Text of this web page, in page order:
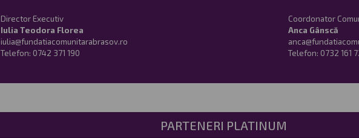
Director Executiv
Iulia Teodora Florea
iulia@fundatiacomunitarabrasov.ro
Telefon: 0742 371 190
Coordonator
Anca Gânscă
Telefon: 0732 161
PARTENERI PLATINUM